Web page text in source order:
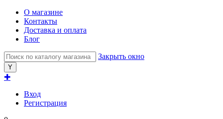
О магазине
Контакты
Доставка и оплата
Блог
Закрыть окно
✚
Вход
Регистрация